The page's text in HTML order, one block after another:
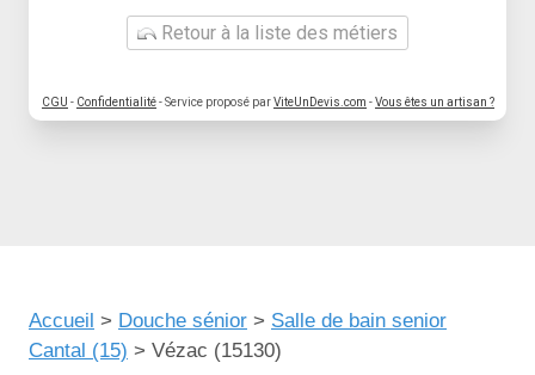
Retour à la liste des métiers
CGU - Confidentialité- Service proposé parViteUnDevis.com -Vous êtes un artisan ?
Accueil > Douche sénior > Salle de bain senior
Cantal (15) > Vézac (15130)